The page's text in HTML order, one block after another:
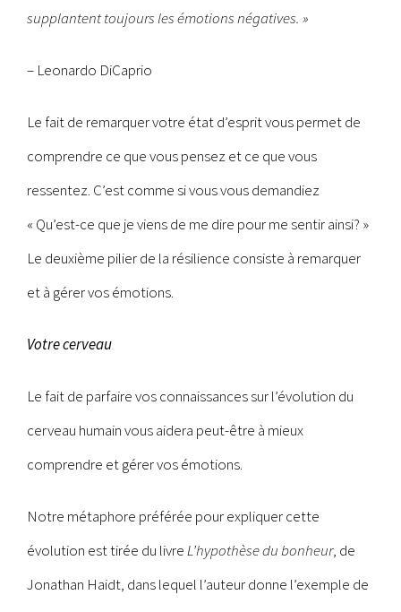
supplantent toujours les émotions négatives. »
– Leonardo DiCaprio
Le fait de remarquer votre état d’esprit vous permet de
comprendre ce que vous pensez et ce que vous
ressentez. C’est comme si vous vous demandiez
« Qu’est-ce que je viens de me dire pour me sentir ainsi? »
Le deuxième pilier de la résilience consiste à remarquer
et à gérer vos émotions.
Votre cerveau
Le fait de parfaire vos connaissances sur l’évolution du
cerveau humain vous aidera peut-être à mieux
comprendre et gérer vos émotions.
Notre métaphore préférée pour expliquer cette
évolution est tirée du livreL’hypothèse du bonheur, de
Jonathan Haidt, dans lequel l’auteur donne l’exemple de